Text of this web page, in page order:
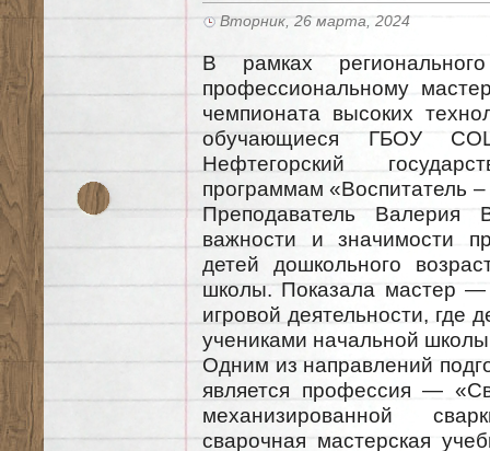
Вторник, 26 марта, 2024
В рамках
профессиональному
чемпионата высоких
обучающиеся ГБОУ
Нефтегорский
программам «Воспитатель
Преподаватель Валерия
важности и значимости
детей дошкольного
школы. Показала мастер —
игровой деятельности, где
учениками начальной
Одним из направлений
является профессия —
механизированной
сварочная мастерская